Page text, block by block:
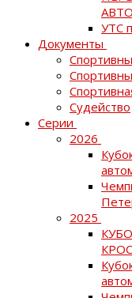
УТС
Документы
Судейство
Серии
2026
2025